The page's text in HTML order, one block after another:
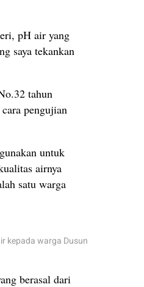
pH air yang
saya tekankan
tahun
pengujian
untuk
airnya
satu warga
kepada warga Dusun
berasal dari